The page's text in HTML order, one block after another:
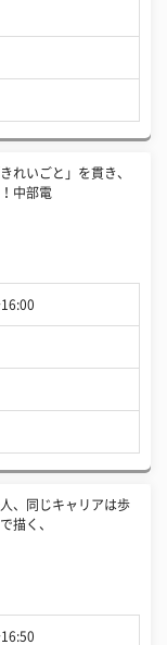
れいごと」を貫き、
中部電
人、同じキャリアは歩
描く、